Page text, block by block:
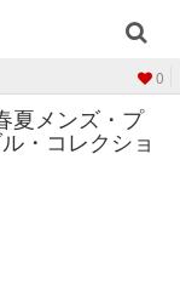
0
夏メンズ・プ
・コレクショ